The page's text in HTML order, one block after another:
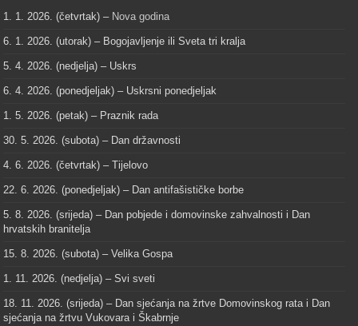
1. 1. 2026. (četvrtak) – Nova godina
6. 1. 2026. (utorak) – Bogojavljenje ili Sveta tri kralja
5. 4. 2026. (nedjelja) – Uskrs
6. 4. 2026. (ponedjeljak) – Uskrsni ponedjeljak
1. 5. 2026. (petak) – Praznik rada
30. 5. 2026. (subota) – Dan državnosti
4. 6. 2026. (četvrtak) – Tijelovo
22. 6. 2026. (ponedjeljak) – Dan antifašističke borbe
5. 8. 2026. (srijeda) – Dan pobjede i domovinske zahvalnosti i Dan
hrvatskih branitelja
15. 8. 2026. (subota) – Velika Gospa
1. 11. 2026. (nedjelja) – Svi sveti
18. 11. 2026. (srijeda) – Dan sjećanja na žrtve Domovinskog rata i Dan
sjećanja na žrtvu Vukovara i Škabrnje